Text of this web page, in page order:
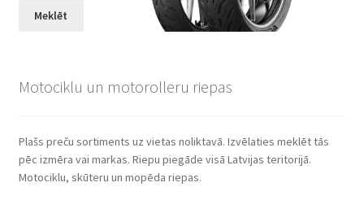
Meklēt
Motociklu un motorolleru riepas
Plašs preču sortiments uz vietas noliktavā. Izvēlaties meklēt tās
pēc izmēra vai markas. Riepu piegāde visā Latvijas teritorijā.
Motociklu, skūteru un mopēda riepas.